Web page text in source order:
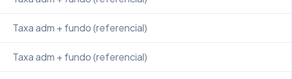
Taxa adm + fundo (referencial)
Taxa adm + fundo (referencial)